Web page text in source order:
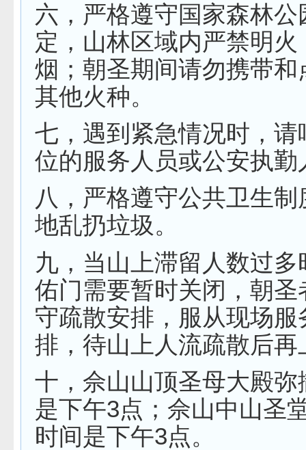
六，严格遵守国家森林公
定，山林区域内严禁明火
烟；朝圣期间请勿携带和
其他火种。
七，遇到紧急情况时，请
位的服务人员或公安执勤
八，严格遵守公共卫生
地乱扔垃圾。
九，当山上滞留人数过
佑门需要暂时关闭，朝圣
守疏散安排，服从现场服
排，待山上人流疏散后再
十，佘山山顶圣母大殿弥
是下午3点；佘山中山圣
时间是下午3点。